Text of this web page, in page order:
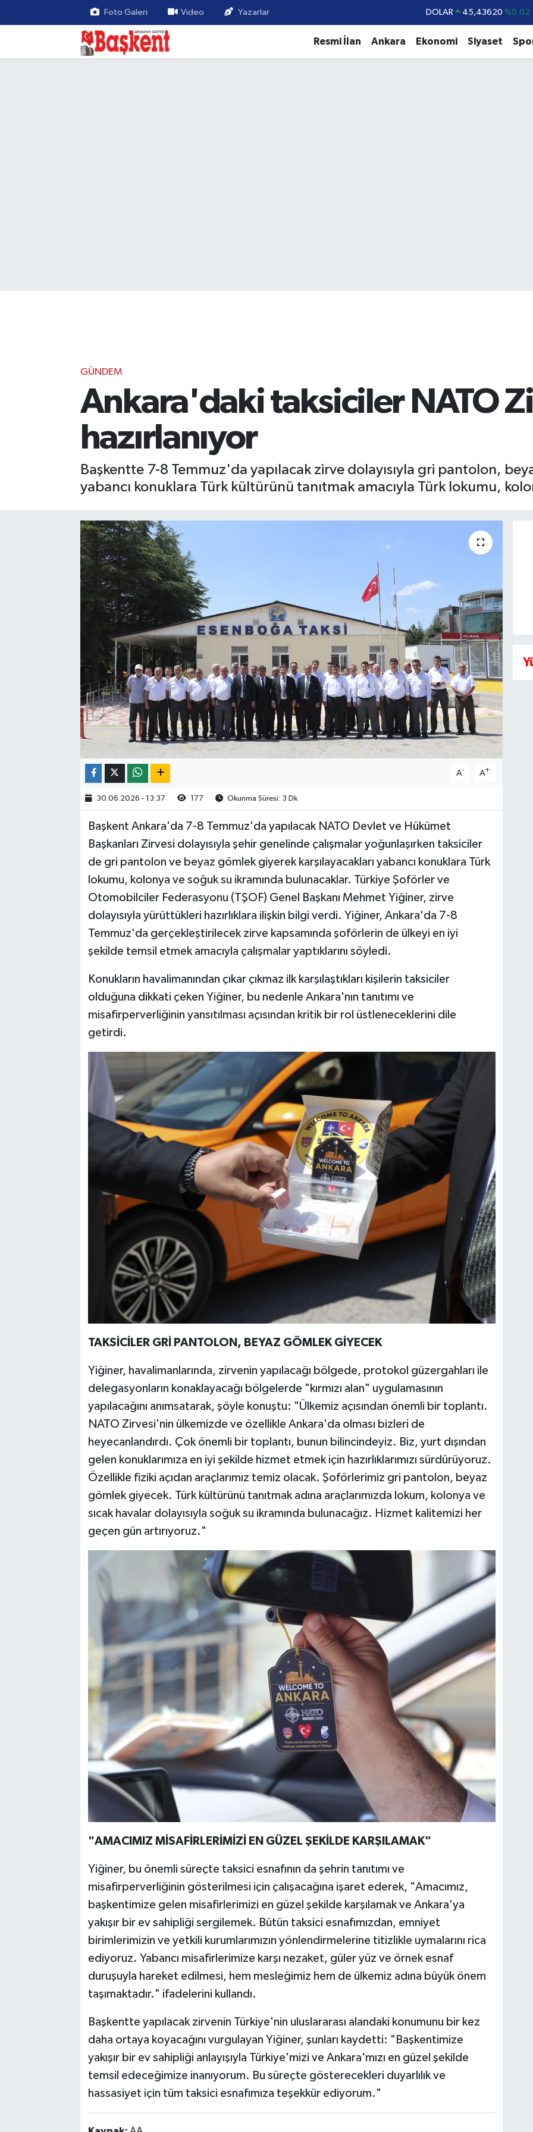
Foto Galeri Video Yazarlar
EURO 53,38690 %0.19
STERLİN 61,60380 %0.18
Resmi İlan Ankara Ekonomi Siyaset
GÜNDEM
Ankara'daki taksiciler NATO
hazırlanıyor
Başkentte 7-8 Temmuz'da yapılacak zirve dolayısıyla gri pantolon,
yabancı konuklara Türk kültürünü tanıtmak amacıyla Türk lokumu,
A- A+
30.06.2026 - 13:37 177 Okunma Süresi: 3 Dk
Başkent Ankara'da 7-8 Temmuz'da yapılacak NATO Devlet ve Hükümet
Başkanları Zirvesi dolayısıyla şehir genelinde çalışmalar yoğunlaşırken taksiciler
de gri pantolon ve beyaz gömlek giyerek karşılayacakları yabancı konuklara Türk
lokumu, kolonya ve soğuk su ikramında bulunacaklar. Türkiye Şoförler ve
Otomobilciler Federasyonu (TŞOF) Genel Başkanı Mehmet Yiğiner, zirve
dolayısıyla yürüttükleri hazırlıklara ilişkin bilgi verdi. Yiğiner, Ankara'da 7-8
Temmuz'da gerçekleştirilecek zirve kapsamında şoförlerin de ülkeyi en iyi
şekilde temsil etmek amacıyla çalışmalar yaptıklarını söyledi.
Konukların havalimanından çıkar çıkmaz ilk karşılaştıkları kişilerin taksiciler
olduğuna dikkati çeken Yiğiner, bu nedenle Ankara'nın tanıtımı ve
misafirperverliğinin yansıtılması açısından kritik bir rol üstleneceklerini dile
getirdi.
TAKSİCİLER GRİ PANTOLON, BEYAZ GÖMLEK GİYECEK
Yiğiner, havalimanlarında, zirvenin yapılacağı bölgede, protokol güzergahları ile
delegasyonların konaklayacağı bölgelerde "kırmızı alan" uygulamasının
yapılacağını anımsatarak, şöyle konuştu: "Ülkemiz açısından önemli bir toplantı.
NATO Zirvesi'nin ülkemizde ve özellikle Ankara'da olması bizleri de
heyecanlandırdı. Çok önemli bir toplantı, bunun bilincindeyiz. Biz, yurt dışından
gelen konuklarımıza en iyi şekilde hizmet etmek için hazırlıklarımızı sürdürüyoruz.
Özellikle fiziki açıdan araçlarımız temiz olacak. Şoförlerimiz gri pantolon, beyaz
gömlek giyecek. Türk kültürünü tanıtmak adına araçlarımızda lokum, kolonya ve
sıcak havalar dolayısıyla soğuk su ikramında bulunacağız. Hizmet kalitemizi her
geçen gün artırıyoruz."
"AMACIMIZ MİSAFİRLERİMİZİ EN GÜZEL ŞEKİLDE KARŞILAMAK"
Yiğiner, bu önemli süreçte taksici esnafının da şehrin tanıtımı ve
misafirperverliğinin gösterilmesi için çalışacağına işaret ederek, "Amacımız,
başkentimize gelen misafirlerimizi en güzel şekilde karşılamak ve Ankara'ya
yakışır bir ev sahipliği sergilemek. Bütün taksici esnafımızdan, emniyet
birimlerimizin ve yetkili kurumlarımızın yönlendirmelerine titizlikle uymalarını rica
ediyoruz. Yabancı misafirlerimize karşı nezaket, güler yüz ve örnek esnaf
duruşuyla hareket edilmesi, hem mesleğimiz hem de ülkemiz adına büyük önem
taşımaktadır." ifadelerini kullandı.
Başkentte yapılacak zirvenin Türkiye'nin uluslararası alandaki konumunu bir kez
daha ortaya koyacağını vurgulayan Yiğiner, şunları kaydetti: "Başkentimize
yakışır bir ev sahipliği anlayışıyla Türkiye'mizi ve Ankara'mızı en güzel şekilde
temsil edeceğimize inanıyorum. Bu süreçte gösterecekleri duyarlılık ve
hassasiyet için tüm taksici esnafımıza teşekkür ediyorum."